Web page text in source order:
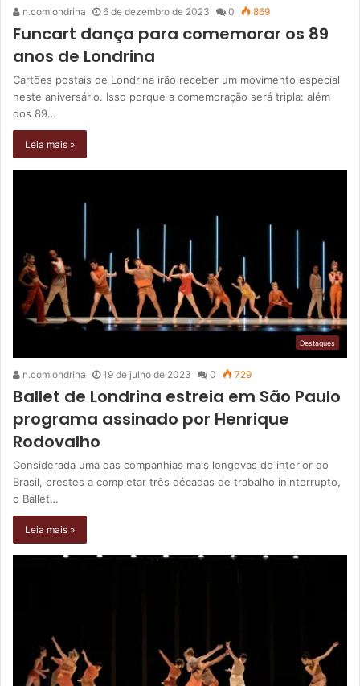
n.comlondrina 6 de dezembro de 2023 0 869
Funcart dança para comemorar os 89
anos de Londrina
Cartões postais de Londrina irão receber um movimento especial
neste aniversário. Isso porque a comemoração será tripla: além
dos 89…
Leia mais »
Destaques
n.comlondrina 19 de julho de 2023 0 729
Ballet de Londrina estreia em São Paulo
programa assinado por Henrique
Rodovalho
Considerada uma das companhias mais longevas do interior do
Brasil, prestes a completar três décadas de trabalho ininterrupto,
o Ballet…
Leia mais »